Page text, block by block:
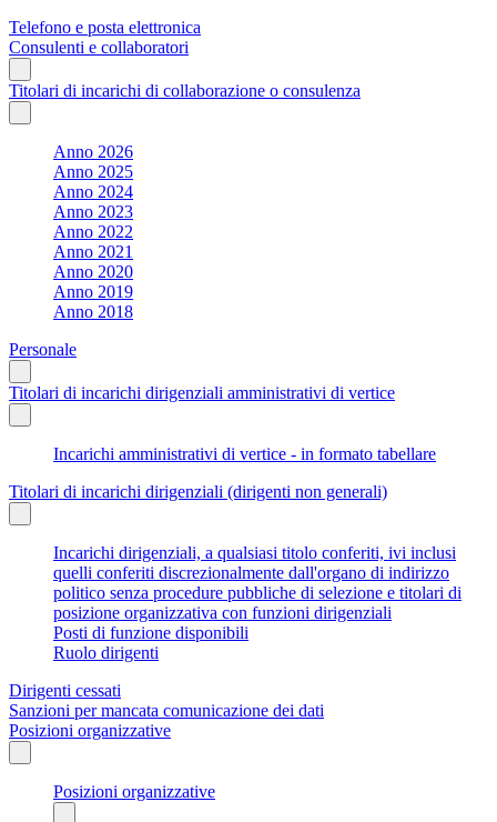
Telefono e posta elettronica
Consulenti e collaboratori
Titolari di incarichi di collaborazione o consulenza
Anno 2026
Anno 2025
Anno 2024
Anno 2023
Anno 2022
Anno 2021
Anno 2020
Anno 2019
Anno 2018
Personale
Titolari di incarichi dirigenziali amministrativi di vertice
Incarichi amministrativi di vertice - in formato tabellare
Titolari di incarichi dirigenziali (dirigenti non generali)
Incarichi dirigenziali, a qualsiasi titolo conferiti, ivi inclusi
quelli conferiti discrezionalmente dall'organo di indirizzo
politico senza procedure pubbliche di selezione e titolari di
posizione organizzativa con funzioni dirigenziali
Posti di funzione disponibili
Ruolo dirigenti
Dirigenti cessati
Sanzioni per mancata comunicazione dei dati
Posizioni organizzative
Posizioni organizzative